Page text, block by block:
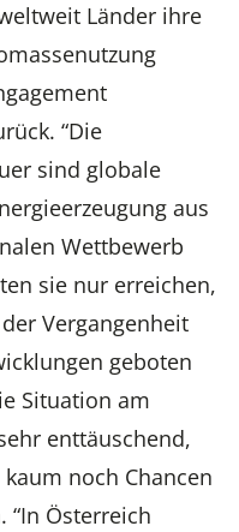
Länder ihre
“Die
sind globale
aus
Wettbewerb
sie nur erreichen,
Vergangenheit
geboten
Situation am
enttäuschend,
noch Chancen
“In Österreich